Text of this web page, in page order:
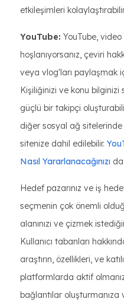
etkileşimleri
YouTube: YouTube,
hoşlanıyorsanız, çeviri
veya vlog'ları paylaşmak
Kişiliğinizi ve konu
güçlü bir takipçi
diğer sosyal ağ
sitenize dahil edilebilir.
Nasıl Yararlanacağınızı
Hedef pazarınız ve iş
seçmenin çok önemli
alanınızı ve çizmek
Kullanıcı tabanları
araştırın, özellikleri, ve
platformlarda aktif
bağlantılar